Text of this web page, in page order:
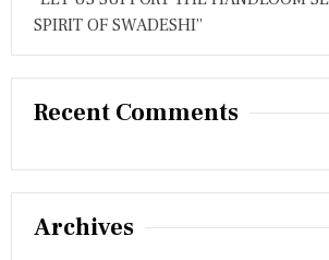
SPIRIT OF SWADESHI”
Recent Comments
Archives